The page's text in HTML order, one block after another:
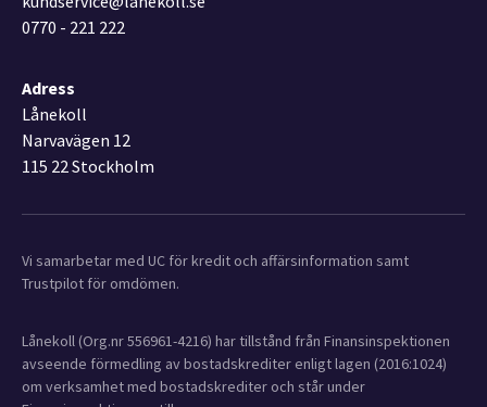
0770 - 221 222
Adress
Lånekoll
Narvavägen 12
115 22 Stockholm
Vi samarbetar med UC för kredit och affärsinformation samt
Trustpilot för omdömen.
Lånekoll (Org.nr 556961-4216) har tillstånd från Finansinspektionen
avseende förmedling av bostadskrediter enligt lagen (2016:1024)
om verksamhet med bostadskrediter och står under